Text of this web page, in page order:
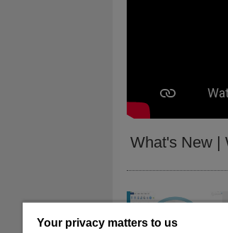
What's New |
Your privacy matters to us